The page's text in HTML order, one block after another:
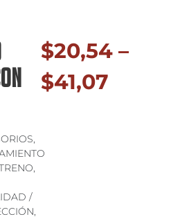
,
,
/
,
$20,54 –
$41,07